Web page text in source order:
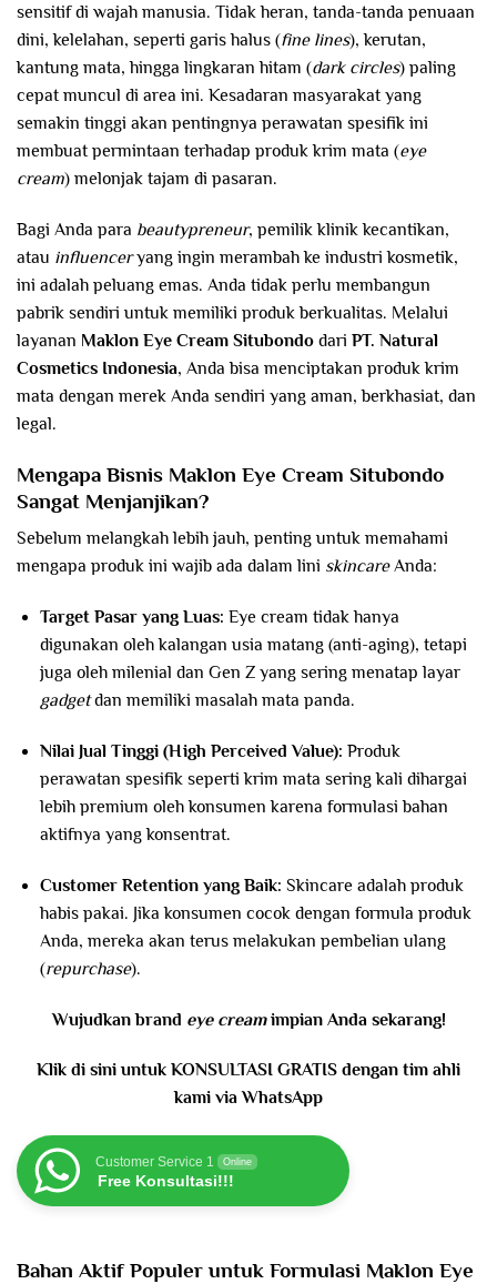
sensitif di wajah manusia. Tidak heran, tanda-tanda penuaan
dini, kelelahan, seperti garis halus (fine lines), kerutan,
kantung mata, hingga lingkaran hitam (dark circles) paling
cepat muncul di area ini. Kesadaran masyarakat yang
semakin tinggi akan pentingnya perawatan spesifik ini
membuat permintaan terhadap produk krim mata (eye
cream) melonjak tajam di pasaran.
Bagi Anda para beautypreneur, pemilik klinik kecantikan,
atau influenceryang ingin merambah ke industri kosmetik,
ini adalah peluang emas. Anda tidak perlu membangun
pabrik sendiri untuk memiliki produk berkualitas. Melalui
layanan Maklon Eye Cream Situbondo dari PT. Natural
Cosmetics Indonesia, Anda bisa menciptakan produk krim
mata dengan merek Anda sendiri yang aman, berkhasiat, dan
legal.
Mengapa Bisnis Maklon Eye Cream Situbondo
Sangat Menjanjikan?
Sebelum melangkah lebih jauh, penting untuk memahami
mengapa produk ini wajib ada dalam lini skincareAnda:
Target Pasar yang Luas: Eye cream tidak hanya
digunakan oleh kalangan usia matang (anti-aging), tetapi
juga oleh milenial dan Gen Z yang sering menatap layar
gadgetdan memiliki masalah mata panda.
Nilai Jual Tinggi (High Perceived Value): Produk
perawatan spesifik seperti krim mata sering kali dihargai
lebih premium oleh konsumen karena formulasi bahan
aktifnya yang konsentrat.
Customer Retention yang Baik: Skincare adalah produk
habis pakai. Jika konsumen cocok dengan formula produk
Anda, mereka akan terus melakukan pembelian ulang
(repurchase).
Wujudkan brand eye creamimpian Anda sekarang!
Klik di sini untuk KONSULTASI GRATIS dengan tim ahli
kami via WhatsApp
Customer Service 1 Online
Free Konsultasi!!!
Bahan Aktif Populer untuk Formulasi Maklon Eye